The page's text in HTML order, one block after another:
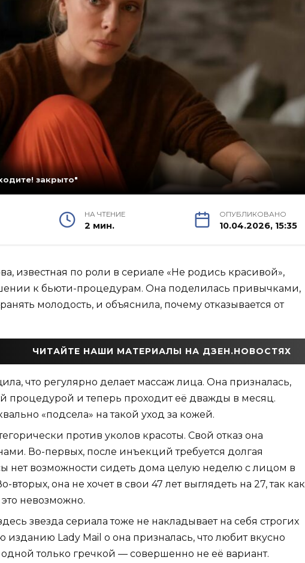
закрыто"
НА ЧТЕНИЕ
2 мин.
ОПУБЛИКОВАНО
10.04.2026, 15:35
известная по роли в сериале «Не родись красивой»,
к бьюти-процедурам. Она поделилась привычками,
молодость, и объяснила, почему отказывается от
ЧИТАЙТЕ НАШИ МАТЕРИАЛЫ НА ДЗЕН.НОВОСТЯХ
что регулярно делает массаж лица. Она призналась,
процедурой и теперь проходит её дважды в месяц.
«подсела» на такой уход за кожей.
против уколов красоты. Свой отказ она
Во-первых, после инъекций требуется долгая
нет возможности сидеть дома целую неделю с лицом в
она не хочет в свои 47 лет выглядеть на 27, так как
невозможно.
звезда сериала тоже не накладывает на себя строгих
Lady Mail о она призналась, что любит вкусно
одной только гречкой — совершенно не её вариант.